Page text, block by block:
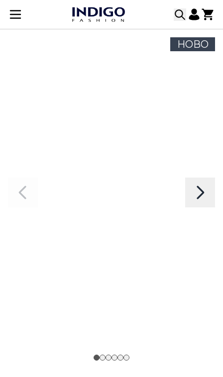
Прескачане към съдържанието
НОВО